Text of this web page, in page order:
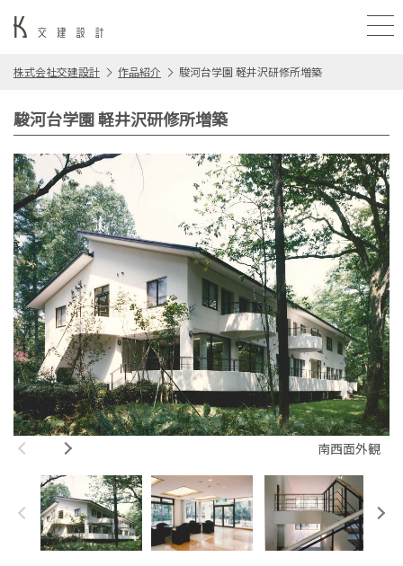
株式会社交建設計 作品紹介 駿河台学園 軽井沢研修所増築
駿河台学園 軽井沢研修所増築
南西面外観